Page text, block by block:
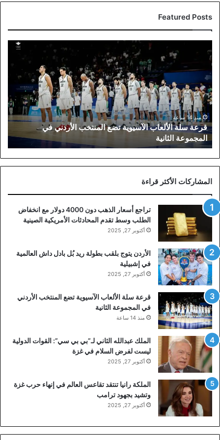
Featured Posts
سلة
الألعاب
الآسيوية
تضع
المنتخب
الأردني
في
المجموعة
الثانية
منذ 14 ساعة
قرعة سلة الألعاب الآسيوية تضع المنتخب الأردني في
المجموعة الثانية
المشاركات الأكثر قراءة
تراجع أسعار الذهب دون 4000 دولار مع انخفاض
الطلب وسط تقدم المحادثات الأمريكية الصينية
أكتوبر 27, 2025
الأردن يتوج بلقب بطولة ريد بُل بادل داش العالمية
في إشبيلية
أكتوبر 27, 2025
قرعة سلة الألعاب الآسيوية تضع المنتخب الأردني
في المجموعة الثانية
منذ 14 ساعة
الملك عبدالله الثاني لـ”بي بي سي”: القوات الدولية
ليست لفرض السلام في غزة
أكتوبر 27, 2025
الملكة رانيا تنتقد تقاعس العالم في إنهاء حرب غزة
وتشيد بجهود ترامب
أكتوبر 27, 2025